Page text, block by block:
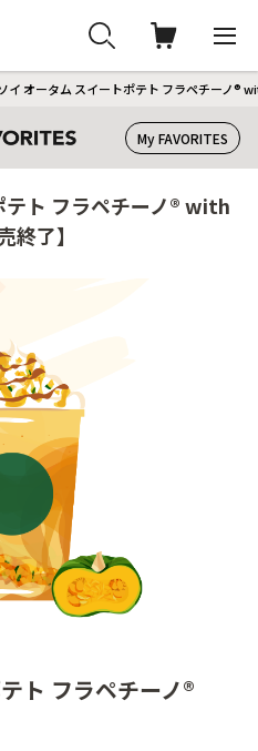
イ オータム スイートポテト フラペチーノ®
My FAVORITES
テト フラペチーノ® with
終了】
ト フラペチーノ®